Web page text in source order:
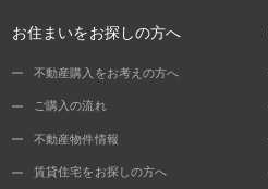
お住まいをお探しの方へ
不動産購入をお考えの方へ
ご購入の流れ
不動産物件情報
賃貸住宅をお探しの方へ